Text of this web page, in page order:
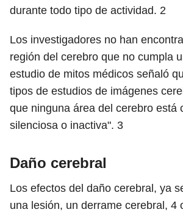
durante todo tipo de actividad. 2
Los investigadores no han
región del cerebro que no cumpla
estudio de mitos médicos señaló
tipos de estudios de imágenes
que ninguna área del cerebro está
silenciosa o inactiva". 3
Daño cerebral
Los efectos del daño cerebral, ya
una lesión, un derrame cerebral, 4